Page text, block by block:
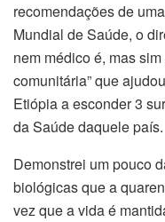
recomendações de
Mundial de Saúde, o
nem médico é, mas
comunitária” que
Etiópia a esconder 3
da Saúde daquele país.
Demonstrei um pouco
biológicas que a
vez que a vida é